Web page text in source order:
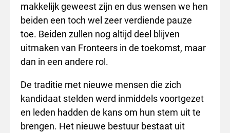
makkelijk geweest zijn en dus wensen we hen
beiden een toch wel zeer verdiende pauze
toe. Beiden zullen nog altijd deel blijven
uitmaken van Fronteers in de toekomst, maar
dan in een andere rol.
De traditie met nieuwe mensen die zich
kandidaat stelden werd inmiddels voortgezet
en leden hadden de kans om hun stem uit te
brengen. Het nieuwe bestuur bestaat uit